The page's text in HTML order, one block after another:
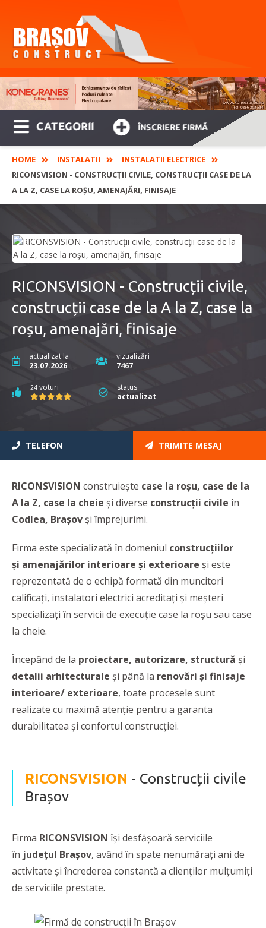
CATEGORII ÎNSCRIERE FIRMĂ
HOME INSTALATII
INSTALATII ELECTRICE
RICONSVISION - CONSTRUCȚII CIVILE, CONSTRUCȚII CASE DE LA
A LA Z, CASE LA ROȘU, AMENAJĂRI, FINISAJE
RICONSVISION - Construcții civile,
construcții case de la A la Z, case la
roșu, amenajări, finisaje
actualizat la
23.07.2026
vizualizări
7467
24 voturi
status
actualizat
TELEFON TRIMITE MESAJ
RICONSVISION construiește case la roșu, case de la
A la Z, case la cheie și diverse construcții civile în
Codlea, Brașov și împrejurimi.
Firma este specializată în domeniul construcțiilor
și amenajărilor interioare și exterioare și este
reprezentată de o echipă formată din muncitori
calificați, instalatori electrici acreditați și meșteri
specializați în servicii de execuție case la roșu sau case
la cheie.
Începând de la proiectare, autorizare, structură și
detalii arhitecturale și până la renovări și finisaje
interioare/ exterioare, toate procesele sunt
realizate cu maximă atenție pentru a garanta
durabilitatea și confortul construcției.
RICONSVISION - Construcții civile
Brașov
Firma RICONSVISION își desfășoară serviciile
în județul Brașov, având în spate nenumărați ani de
activitate și încrederea constantă a clienților mulțumiți
de serviciile prestate.